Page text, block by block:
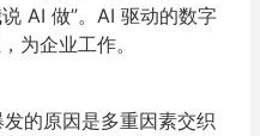
AI 做”。AI 驱动的数字
为企业工作。
的原因是多重因素交织